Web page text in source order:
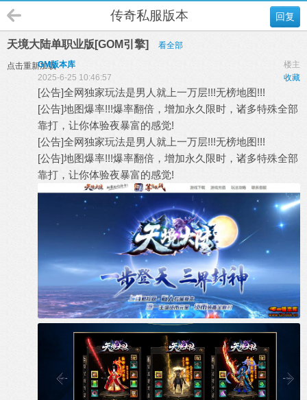
回复
传奇私服版本
天境大陆单职业版[GOM引擎] 看全部
点击重新加载 楼主
GM版本库
收藏
2025-6-25 10:46:57
[公告]全网独家玩法是男人就上一万层!!!无榜地图!!!
[公告]地图爆率!!!爆率翻倍，增加永久限时，诸多特殊全部
靠打，让你体验夜暴富的感觉!
[公告]全网独家玩法是男人就上一万层!!!无榜地图!!!
[公告]地图爆率!!!爆率翻倍，增加永久限时，诸多特殊全部
靠打，让你体验夜暴富的感觉!